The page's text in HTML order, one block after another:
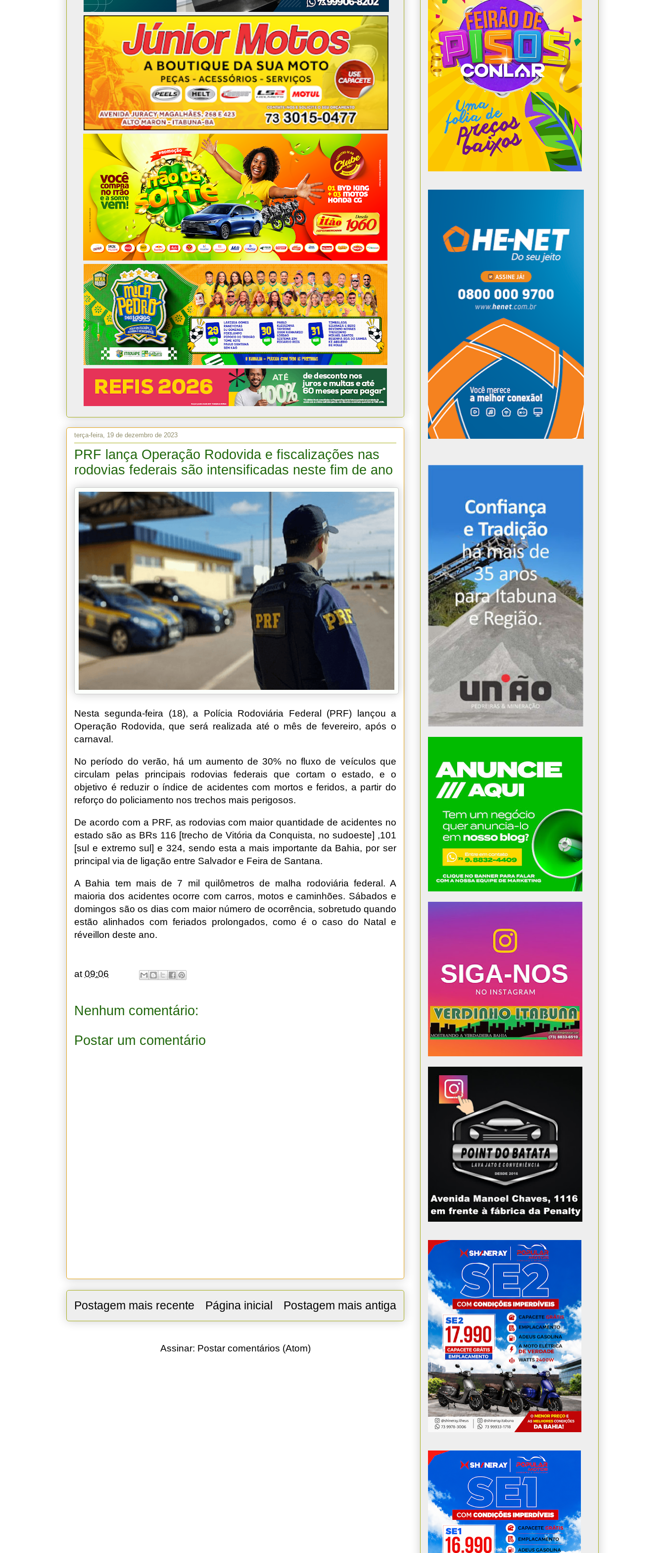
terça-feira, 19 de dezembro de 2023
PRF lança Operação Rodovida e fiscalizações nas
rodovias federais são intensificadas neste fim de ano
Nesta segunda-feira (18), a Polícia Rodoviária Federal (PRF) lançou a
Operação Rodovida, que será realizada até o mês de fevereiro, após o
carnaval.
No período do verão, há um aumento de 30% no fluxo de veículos que
circulam pelas principais rodovias federais que cortam o estado, e o
objetivo é reduzir o índice de acidentes com mortos e feridos, a partir do
reforço do policiamento nos trechos mais perigosos.
De acordo com a PRF, as rodovias com maior quantidade de acidentes no
estado são as BRs 116 [trecho de Vitória da Conquista, no sudoeste] ,101
[sul e extremo sul] e 324, sendo esta a mais importante da Bahia, por ser
principal via de ligação entre Salvador e Feira de Santana.
A Bahia tem mais de 7 mil quilômetros de malha rodoviária federal. A
maioria dos acidentes ocorre com carros, motos e caminhões. Sábados e
domingos são os dias com maior número de ocorrência, sobretudo quando
estão alinhados com feriados prolongados, como é o caso do Natal e
réveillon deste ano.
at09:06
Nenhum comentário:
Postar um comentário
Postagem mais recente Postagem mais antiga
Página inicial
Assinar: Postar comentários (Atom)